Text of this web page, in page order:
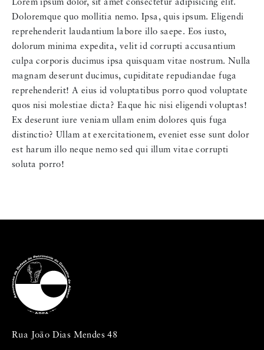
Lorem ipsum dolor, sit amet consectetur adipisicing elit.
Doloremque quo mollitia nemo. Ipsa, quis ipsum. Eligendi
reprehenderit laudantium labore illo saepe. Eos iusto,
dolorum minima expedita, velit id corrupti accusantium
culpa corporis ducimus ipsa quisquam vitae nostrum. Nulla
magnam deserunt ducimus, cupiditate repudiandae fuga
reprehenderit! A eius id voluptatibus porro quod voluptate
quos nisi molestiae dicta? Eaque hic nisi eligendi voluptas!
Ex deserunt iure veniam ullam enim dolores quis fuga
distinctio? Ullam at exercitationem, eveniet esse sunt dolor
est harum illo neque nemo sed qui illum vitae corrupti
soluta porro!
Rua João Dias Mendes 48